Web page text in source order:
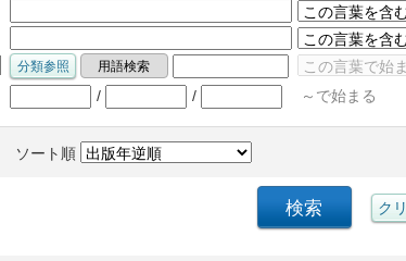
/ / ～で始まる
ソート順